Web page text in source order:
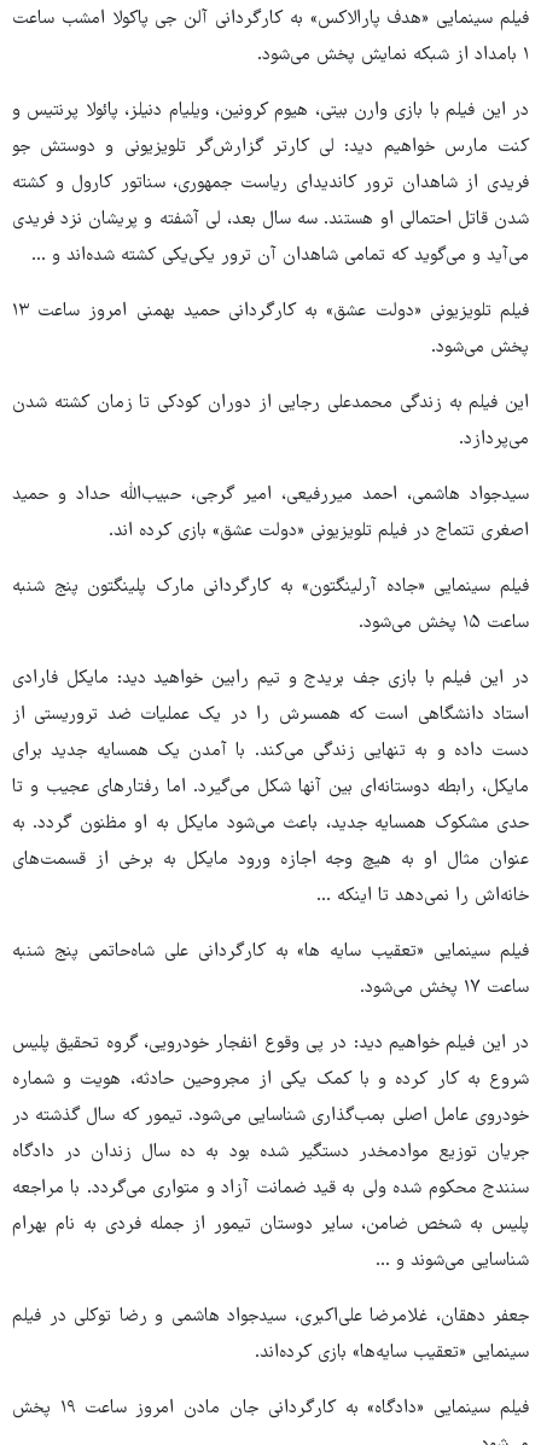
فیلم سینمایی «هدف پارالاکس» به کارگردانی آلن جی پاکولا امشب ساعت
۱ بامداد از شبکه نمایش پخش می‌شود.
در این فیلم با بازی وارن بیتی، هیوم کرونین، ویلیام دنیلز، پائولا پرنتیس و
کنت مارس خواهیم دید: لی کارتر گزارش‌گر تلویزیونی و دوستش جو
فریدی از شاهدان ترور کاندیدای ریاست جمهوری، سناتور کارول و کشته
شدن قاتل احتمالی او هستند. سه سال بعد، لی آشفته و پریشان نزد فریدی
می‌آید و می‌گوید که تمامی شاهدان آن ترور یکی‌یکی کشته شده‌اند و ...
فیلم تلویزیونی «دولت عشق» به کارگردانی حمید بهمنی امروز ساعت ۱۳
پخش می‌شود.
این فیلم به زندگی محمدعلی رجایی از دوران کودکی تا زمان کشته شدن
می‌پردازد.
سیدجواد هاشمی، احمد میررفیعی، امیر گرجی، حبیب‌الله حداد و حمید
اصغری تتماج در فیلم تلویزیونی «دولت عشق» بازی کرده اند.
فیلم سینمایی «جاده آرلینگتون» به کارگردانی مارک پلینگتون پنج شنبه
ساعت ۱۵ پخش می‌شود.
در این فیلم با بازی جف بریدج و تیم رابین خواهید دید: مایکل فارادی
استاد دانشگاهی است که همسرش را در یک عملیات ضد تروریستی از
دست داده و به تنهایی زندگی می‌کند. با آمدن یک همسایه جدید برای
مایکل، رابطه دوستانه‌ای بین آنها شکل می‌گیرد. اما رفتارهای عجیب و تا
حدی مشکوک همسایه جدید، باعث می‌شود مایکل به او مظنون گردد. به
عنوان مثال او به هیچ وجه اجازه ورود مایکل به برخی از قسمت‌های
خانه‌اش را نمی‌دهد تا اینکه ...
فیلم سینمایی «تعقیب سایه ها» به کارگردانی علی شاه‌حاتمی پنج شنبه
ساعت ۱۷ پخش می‌شود.
در این فیلم خواهیم دید: در پی وقوع انفجار خودرویی، گروه تحقیق پلیس
شروع به کار کرده و با کمک یکی از مجروحین حادثه، هویت و شماره
خودروی عامل اصلی بمب‌گذاری شناسایی می‌شود. تیمور که سال گذشته در
جریان توزیع موادمخدر دستگیر شده بود به ده سال زندان در دادگاه
سنندج محکوم شده ولی به قید ضمانت آزاد و متواری می‌گردد. با مراجعه
پلیس به شخص ضامن، سایر دوستان تیمور از جمله فردی به نام بهرام
شناسایی می‌شوند و ...
جعفر دهقان، غلامرضا علی‌اکبری، سیدجواد هاشمی و رضا توکلی در فیلم
سینمایی «تعقیب سایه‌ها» بازی کرده‌اند.
فیلم سینمایی «دادگاه» به کارگردانی جان مادن امروز ساعت ۱۹ پخش